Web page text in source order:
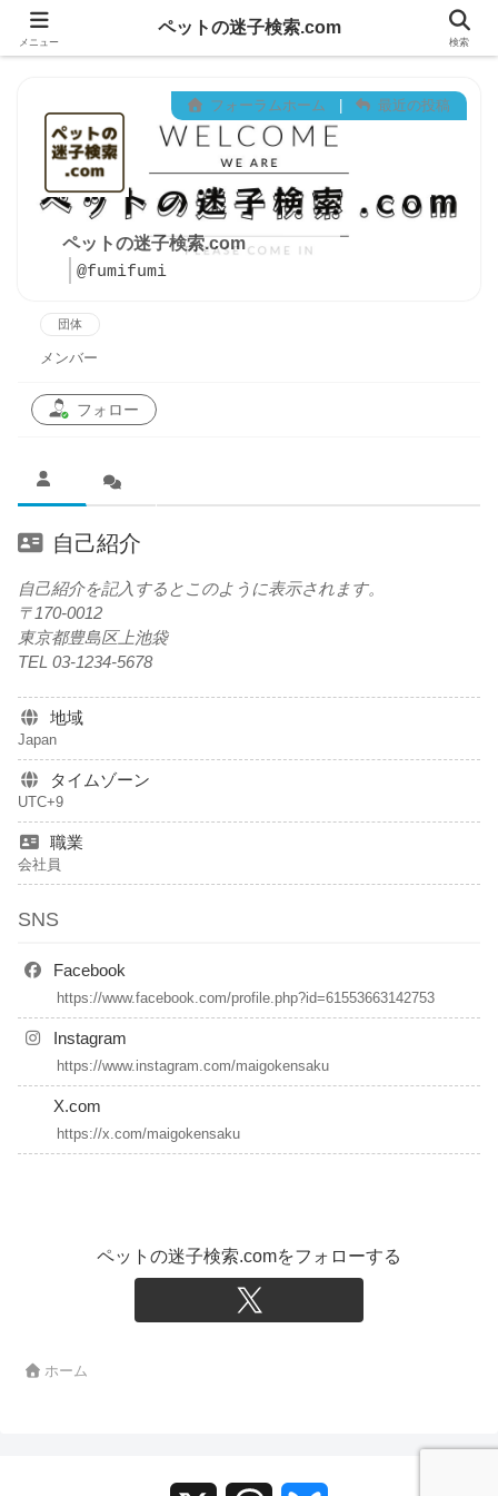
ペットの迷子検索.com
@fumifumi
フォーラムホーム 最近の投稿
団体
メンバー
フォロー
自己紹介
自己紹介を記入するとこのように表示されます。
〒170-0012
東京都豊島区上池袋
TEL 03-1234-5678
地域
Japan
タイムゾーン
UTC+9
職業
会社員
SNS
Facebook
https://www.facebook.com/profile.php?id=61553663142753
Instagram
https://www.instagram.com/maigokensaku
X.com
https://x.com/maigokensaku
ペットの迷子検索.comをフォローする
ホーム
メニュー
ペットの迷子検索.com
検索
X T